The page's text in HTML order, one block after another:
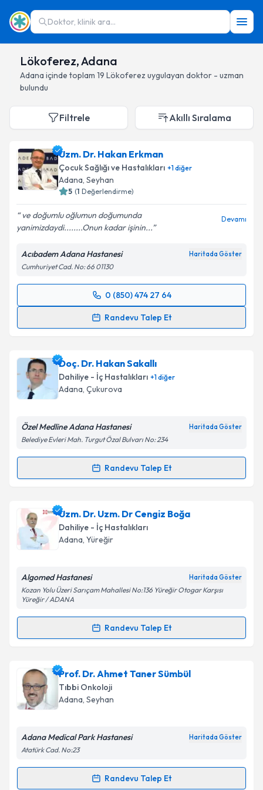
Doktor, klinik ara...
Lökoferez, Adana
Adana içinde toplam 19 Lökoferez uygulayan doktor - uzman
bulundu
Filtrele Akıllı Sıralama
Uzm. Dr. Hakan Erkman
Çocuk Sağlığı ve Hastalıkları +1diğer
Adana, Seyhan
5 (1 Değerlendirme)
ve doğumlu oğlumun doğumunda
yanimizdaydi........Onun kadar işinin...
Devamı
Acıbadem Adana Hastanesi Haritada Göster
Cumhuriyet Cad. No: 66 01130
0 (850) 474 27 64
Randevu Talep Et
Randevu Takvimi Talebi
takvim hazırlandığında e-posta ile bilgilendireceğiz.
E-posta Adresiniz
Kişisel verilerimin işlenmesine ilişkin
Metni'ni okudum ve kişisel verilerimin belirtilen
kapsamda işlenmesini kabul ediyorum.
Doç. Dr. Hakan Sakallı
Dahiliye - İç Hastalıkları +1diğer
Adana, Çukurova
Özel Medline Adana Hastanesi Haritada Göster
Belediye Evleri Mah. Turgut Özal Bulvarı No: 234
Randevu Talep Et
Randevu Takvimi Talebi
Doç. Dr. Hakan Sakallıiçin randevu takvimi talebi
oluşturun. Size bu uzmandan randevu almanız için bir
takvim hazırlandığında e-posta ile bilgilendireceğiz.
Kişisel verilerimin işlenmesine ilişkinAydınlatma
'ni okudum ve kişisel verilerimin belirtilen
kapsamda işlenmesini kabul ediyorum.
Takvim Talebini Gönder
Uzm. Dr. Uzm. Dr Cengiz Boğa
Dahiliye - İç Hastalıkları
Adana, Yüreğir
Algomed Hastanesi Haritada Göster
Kozan Yolu Üzeri Sarıçam Mahallesi No:136 Yüreğir Otogar Karşısı
Yüreğir / ADANA
Randevu Talep Et
Randevu Takvimi Talebi
Uzm. Dr. Uzm. Dr Cengiz Boğaiçin randevu takvimi
talebi oluşturun. Size bu uzmandan randevu almanız
için bir takvim hazırlandığında e-posta ile
bilgilendireceğiz.
Prof. Dr. Ahmet Taner Sümbül
Tıbbi Onkoloji
Adana, Seyhan
Adana Medical Park Hastanesi Haritada Göster
Atatürk Cad. No:23
Randevu Talep Et
Randevu Takvimi Talebi